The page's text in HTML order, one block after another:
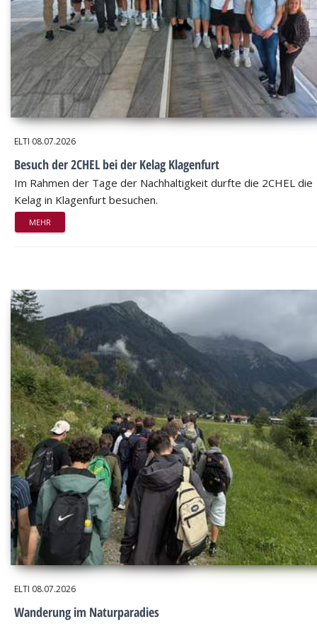
ELTI 08.07.2026
Besuch der 2CHEL bei der Kelag Klagenfurt
Im Rahmen der Tage der Nachhaltigkeit durfte die 2CHEL die
Kelag in Klagenfurt besuchen.
MEHR
ELTI 08.07.2026
Wanderung im Naturparadies